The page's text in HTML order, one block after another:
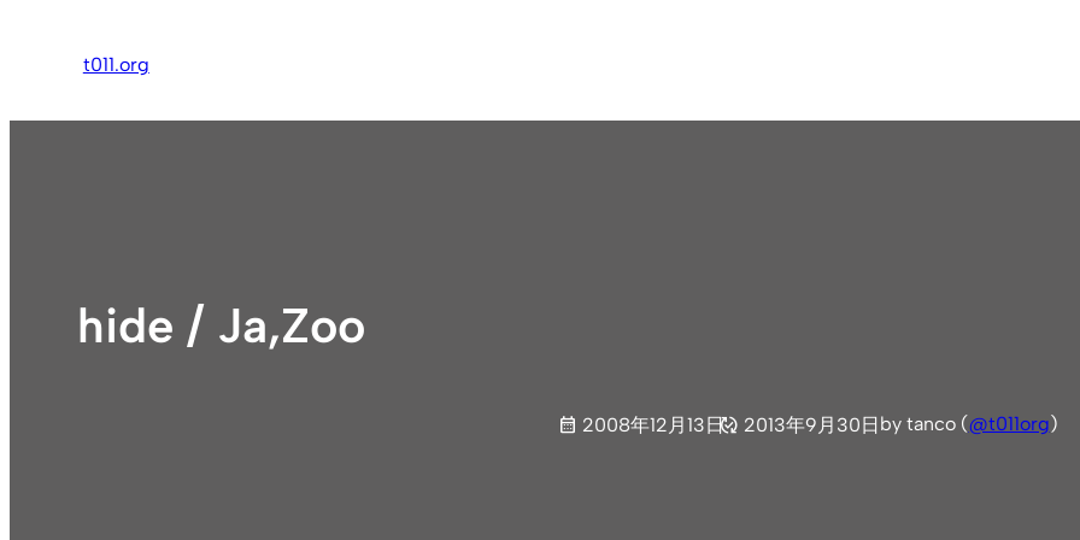
ス
t011.org
hide / Ja,Zoo
2008年12月13日 2013年9月30日 by tanco (@t011org)